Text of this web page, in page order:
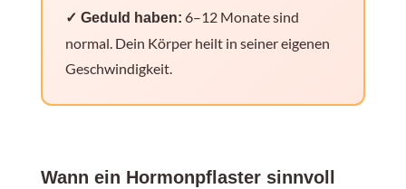
✓ Geduld haben: 6–12 Monate sind
normal. Dein Körper heilt in seiner eigenen
Geschwindigkeit.
Wann ein Hormonpflaster sinnvoll